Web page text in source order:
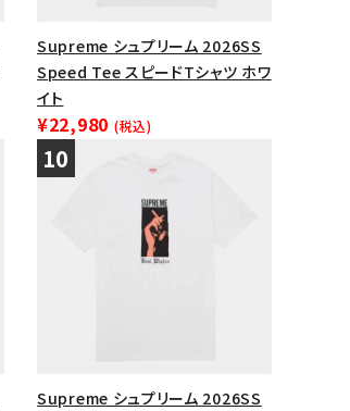
Supreme シュプリーム 2026SS
Speed Tee スピードTシャツ ホワ
イト
¥22,980 (税込)
Supreme シュプリーム 2026SS